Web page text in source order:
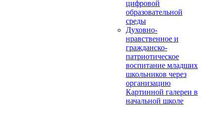
цифровой
образовательной
среды
Духовно-
нравственное и
гражданско-
патриотическое
воспитание младших
школьников через
организацию
Картинной галереи в
начальной школе